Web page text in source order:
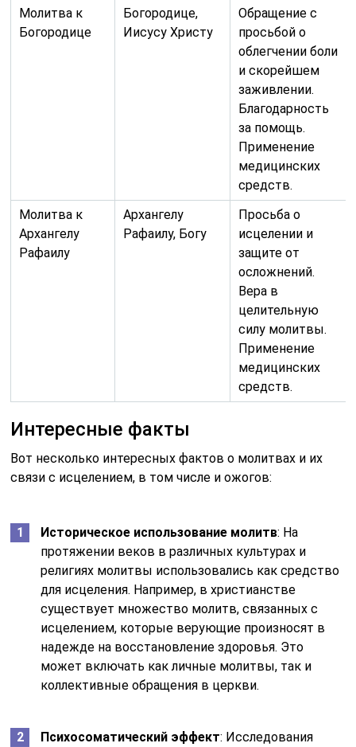
Молитва к
Богородице
Богородице,
Иисусу Христу
Обращение с
просьбой о
облегчении боли
и скорейшем
заживлении.
Благодарность
за помощь.
Применение
медицинских
средств.
Молитва к
Архангелу
Рафаилу
Архангелу
Рафаилу, Богу
Просьба о
исцелении и
защите от
осложнений.
Вера в
целительную
силу молитвы.
Применение
медицинских
средств.
Интересные факты
Вот несколько интересных фактов о молитвах и их
связи с исцелением, в том числе и ожогов:
Историческое использование молитв: На
протяжении веков в различных культурах и
религиях молитвы использовались как средство
для исцеления. Например, в христианстве
существует множество молитв, связанных с
исцелением, которые верующие произносят в
надежде на восстановление здоровья. Это
может включать как личные молитвы, так и
коллективные обращения в церкви.
Психосоматический эффект: Исследования